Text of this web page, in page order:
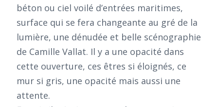
béton ou ciel voilé d’entrées maritimes,
surface qui se fera changeante au gré de la
lumière, une dénudée et belle scénographie
de Camille Vallat. Il y a une opacité dans
cette ouverture, ces êtres si éloignés, ce
mur si gris, une opacité mais aussi une
attente.